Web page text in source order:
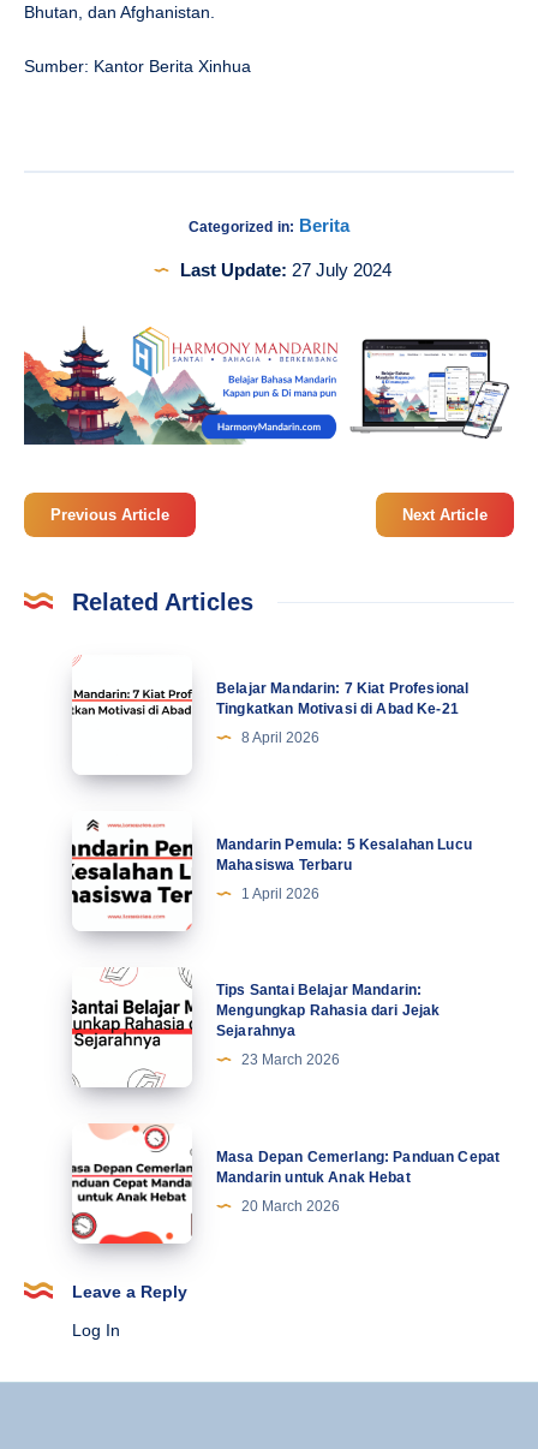
Bhutan, dan Afghanistan.
Sumber: Kantor Berita Xinhua
Categorized in: Berita
Last Update: 27 July 2024
Previous Article Next Article
Related Articles
Belajar
Mandarin:
Profesional
Tingkatkan
Motivasi
di
Abad
Ke-
Belajar Mandarin: 7 Kiat Profesional
Tingkatkan Motivasi di Abad Ke-21
8 April 2026
Mandarin
Pemula:
5
Kesalahan
Lucu
Mahasiswa
Terbaru
Mandarin Pemula: 5 Kesalahan Lucu
Mahasiswa Terbaru
1 April 2026
Tips
Santai
Belajar
Mandarin:
Mengungkap
Rahasia
dari
Jejak
Sejarahnya
Tips Santai Belajar Mandarin:
Mengungkap Rahasia dari Jejak
Sejarahnya
23 March 2026
Masa
Depan
Cemerlang:
Panduan
Cepat
Mandarin
Masa Depan Cemerlang: Panduan Cepat
Mandarin untuk Anak Hebat
20 March 2026
Leave a Reply
Log In